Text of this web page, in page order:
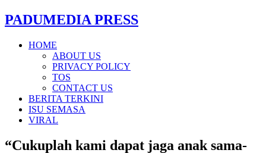
PADUMEDIA PRESS
HOME
ABOUT US
PRIVACY POLICY
TOS
CONTACT US
BERITA TERKINI
ISU SEMASA
VIRAL
“Cukuplah kami dapat jaga anak sama-